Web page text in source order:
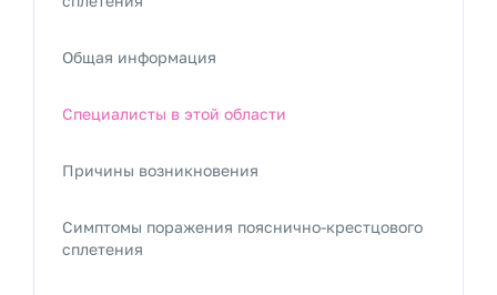
Общая информация
Специалисты в этой области
Причины возникновения
Симптомы поражения пояснично-крестцового
сплетения